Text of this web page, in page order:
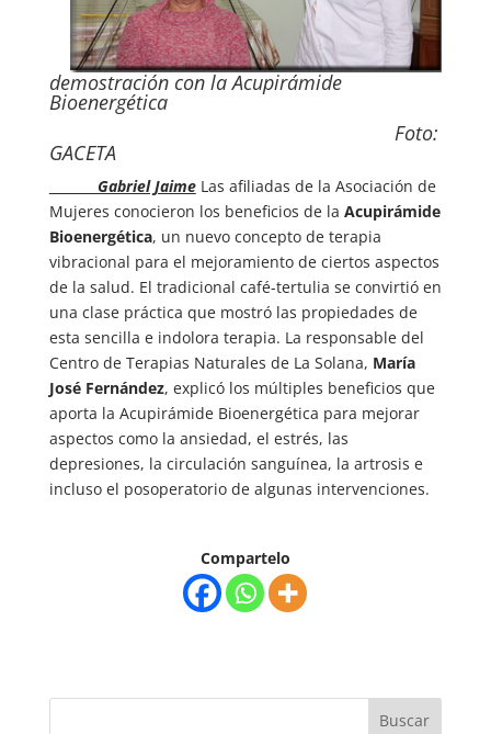
demostración con la Acupirámide
Bioenergética
Foto:
GACETA
Gabriel JaimeLas afiliadas de la Asociación de
Mujeres conocieron los beneficios de la Acupirámide
Bioenergética, un nuevo concepto de terapia
vibracional para el mejoramiento de ciertos aspectos
de la salud. El tradicional café-tertulia se convirtió en
una clase práctica que mostró las propiedades de
esta sencilla e indolora terapia. La responsable del
Centro de Terapias Naturales de La Solana, María
José Fernández, explicó los múltiples beneficios que
aporta la Acupirámide Bioenergética para mejorar
aspectos como la ansiedad, el estrés, las
depresiones, la circulación sanguínea, la artrosis e
incluso el posoperatorio de algunas intervenciones.
Compartelo